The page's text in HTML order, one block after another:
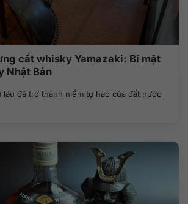
cất whisky Yamazaki: Bí mật
Nhật Bản
lâu đã trở thành niềm tự hào của đất nước